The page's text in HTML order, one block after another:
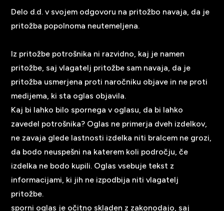
Delo d.d. v svojem odgovoru na pritožbo navaja, da je
pritožba popolnoma neutemeljena.
Iz pritožbe potrošnika ni razvidno, kaj je namen
pritožbe, saj vlagatelj pritožbe sam navaja, da je
pritožba usmerjena proti naročniku objave in ne proti
medijema, ki sta oglas objavila.
Kaj bi lahko bilo spornega v oglasu, da bi lahko
zavedel potrošnika? Oglas ne primerja dveh izdelkov,
ne zavaja glede lastnosti izdelka niti bralcem ne grozi,
da bodo neuspešni na katerem koli področju, če
izdelka ne bodo kupili. Oglas vsebuje tekst z
informacijami, ki jih ne izpodbija niti vlagatelj
pritožbe.
sporni oglas je očitno skladen z zakonodajo, saj